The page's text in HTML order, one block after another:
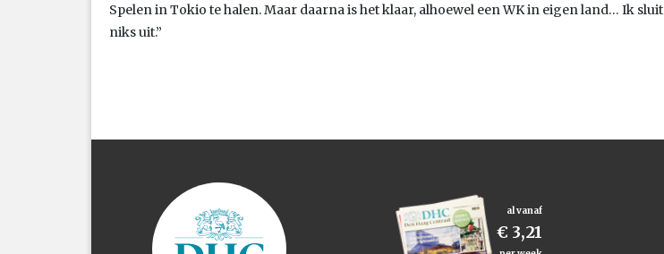
Spelen in Tokio te halen. Maar daarna is het klaar, alhoewel een WK in eigen land… Ik sluit
niks uit.”
al vanaf
€ 3,21